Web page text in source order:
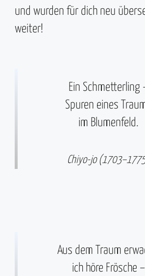
und wurden für dich neu
weiter!
Ein Schmetterling
Spuren eines
im Blumenfeld.
Chiyo-jo
Aus dem Traum
ich höre Frösche –